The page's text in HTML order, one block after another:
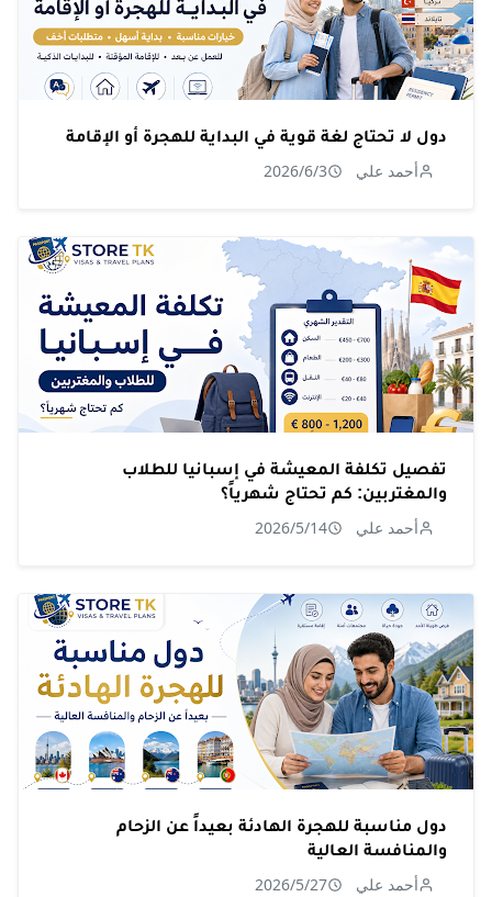
دول لا تحتاج لغة قوية في البداية للهجرة أو الإقامة
أحمد علي 2026/6/3
تفصيل تكلفة المعيشة في إسبانيا للطلاب
والمغتربين: كم تحتاج شهرياً؟
أحمد علي 2026/5/14
دول مناسبة للهجرة الهادئة بعيداً عن الزحام
والمنافسة العالية
أحمد علي 2026/5/27